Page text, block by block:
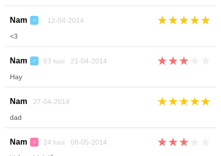
Nam ♂ 12-04-2014 ★★★★★
<3
Nam ♂ 63 tuoi 21-04-2014 ★★★
Hay
Nam 27-04-2014 ★★★★★
dad
Nam ♀ 24 tuoi 08-05-2014 ★★★